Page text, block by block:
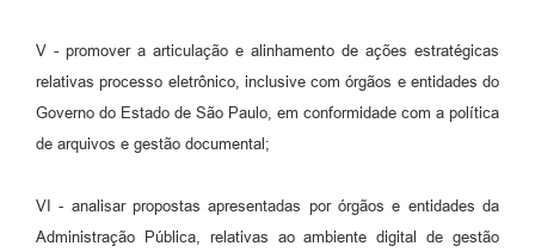
V - promover a articulação e alinhamento de ações estratégicas
relativas processo eletrônico, inclusive com órgãos e entidades do
Governo do Estado de São Paulo, em conformidade com a política
de arquivos e gestão documental;
VI - analisar propostas apresentadas por órgãos e entidades da
Administração Pública, relativas ao ambiente digital de gestão